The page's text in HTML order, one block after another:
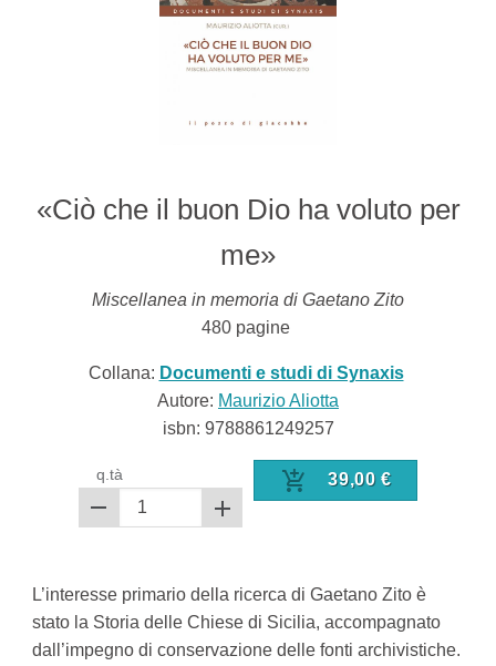
«Ciò che il buon Dio ha voluto per
me»
Miscellanea in memoria di Gaetano Zito
480pagine
Collana: Documenti e studi di Synaxis
Autore: Maurizio Aliotta
isbn: 9788861249257
q.tà 39,00 €
L’interesse primario della ricerca di Gaetano Zito è
stato la Storia delle Chiese di Sicilia, accompagnato
dall’impegno di conservazione delle fonti archivistiche.